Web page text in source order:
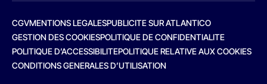
CGVMENTIONS LEGALESPUBLICITE SUR ATLANTICO
GESTION DES COOKIESPOLITIQUE DE CONFIDENTIALITE
POLITIQUE D’ACCESSIBILITEPOLITIQUE RELATIVE AUX COOKIES
CONDITIONS GENERALES D’UTILISATION